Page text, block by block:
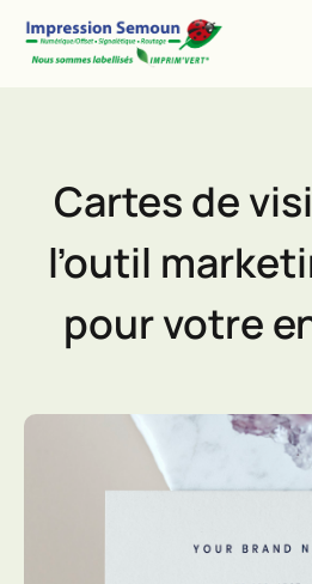
Cartes de
l’outil
pour votre